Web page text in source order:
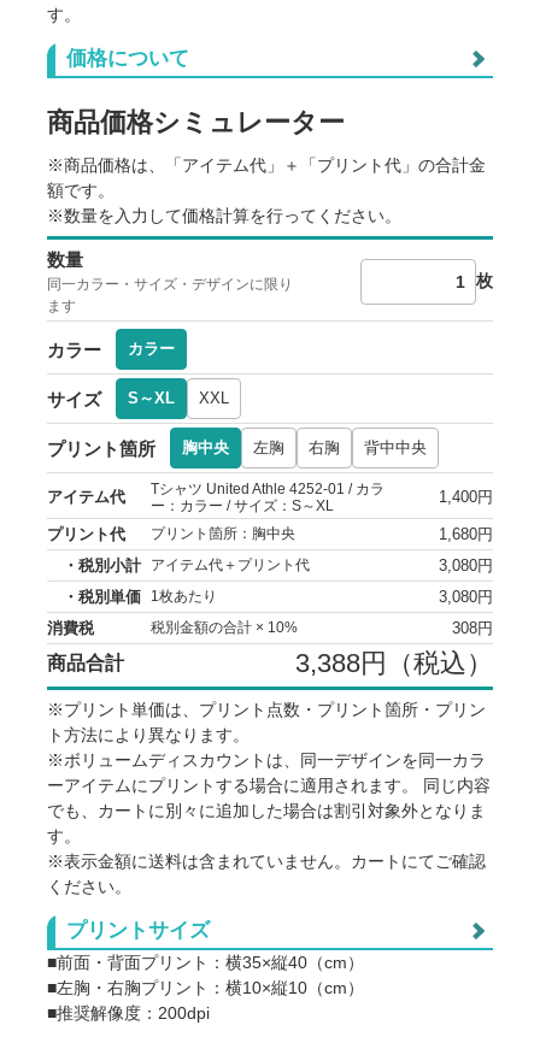
す。
ご利用に際しての注意点
に差が生じる場合がございます。
す。
※出荷予定日は、各種条件によって変動します。
※出荷日前倒しのご相談は原則お受けしていません。
※生産状況や天候、交通事情等で納期が前後することがありま
※本ページ記載の内容は予告なく変更することがあります。
価格について
商品価格シミュレーター
※商品価格は、「アイテム代」＋「プリント代」の合計金
額です。
※数量を入力して価格計算を行ってください。
数量
同一カラー・サイズ・デザインに限り
ます
枚
カラー カラー
サイズ S～XL XXL
プリント箇所 胸中央 左胸 右胸 背中中央
アイテム代
Tシャツ United Athle 4252-01 / カラ
ー：カラー / サイズ：S～XL
1,400円
プリント代 プリント箇所：胸中央
1,680円
・税別小計
アイテム代＋プリント代
3,080円
・税別単価
1枚あたり
3,080円
消費税
税別金額の合計 × 10% 308円
商品合計 3,388円（税込）
※プリント単価は、プリント点数・プリント箇所・プリン
ト方法により異なります。
※ボリュームディスカウントは、同一デザインを同一カラ
ーアイテムにプリントする場合に適用されます。 同じ内容
でも、カートに別々に追加した場合は割引対象外となりま
す。
※表示金額に送料は含まれていません。カートにてご確認
ください。
アイテム単価
点数
カラー
プリントサイズ
■前面・背面プリント：横35×縦40（cm）
■左胸・右胸プリント：横10×縦10（cm）
■推奨解像度：200dpi